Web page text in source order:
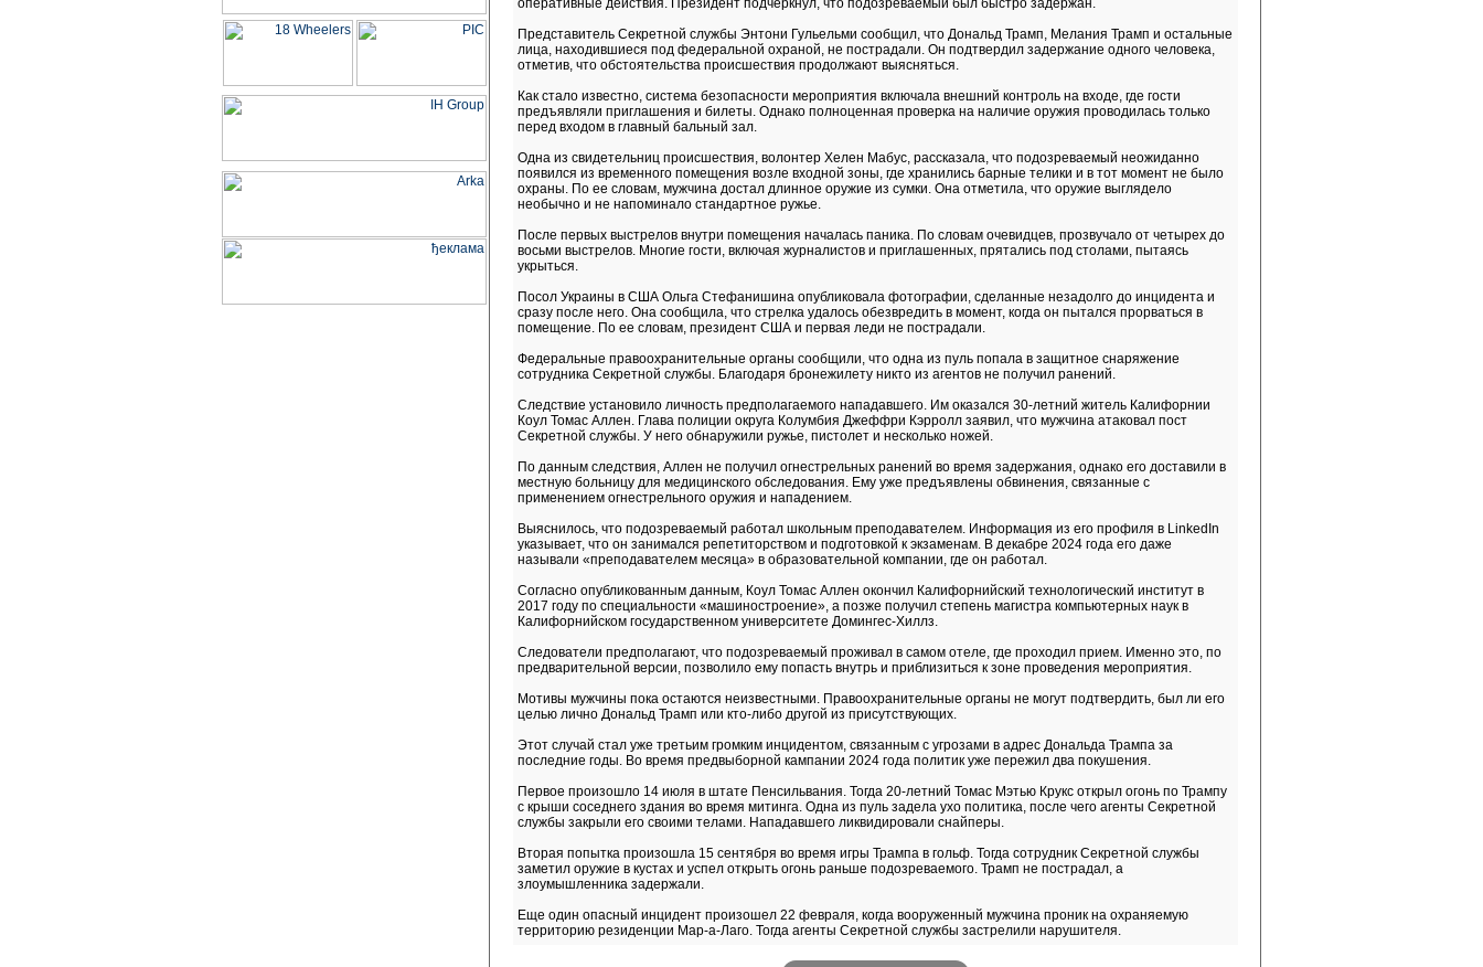
оперативные действия. Президент подчеркнул, что подозреваемый был быстро задержан.
Представитель Секретной службы Энтони Гульельми сообщил, что Дональд Трамп, Мелания Трамп и остальные
лица, находившиеся под федеральной охраной, не пострадали. Он подтвердил задержание одного человека,
отметив, что обстоятельства происшествия продолжают выясняться.
Как стало известно, система безопасности мероприятия включала внешний контроль на входе, где гости
предъявляли приглашения и билеты. Однако полноценная проверка на наличие оружия проводилась только
перед входом в главный бальный зал.
Одна из свидетельниц происшествия, волонтер Хелен Мабус, рассказала, что подозреваемый неожиданно
появился из временного помещения возле входной зоны, где хранились барные телики и в тот момент не было
охраны. По ее словам, мужчина достал длинное оружие из сумки. Она отметила, что оружие выглядело
необычно и не напоминало стандартное ружье.
После первых выстрелов внутри помещения началась паника. По словам очевидцев, прозвучало от четырех до
восьми выстрелов. Многие гости, включая журналистов и приглашенных, прятались под столами, пытаясь
укрыться.
Посол Украины в США Ольга Стефанишина опубликовала фотографии, сделанные незадолго до инцидента и
сразу после него. Она сообщила, что стрелка удалось обезвредить в момент, когда он пытался прорваться в
помещение. По ее словам, президент США и первая леди не пострадали.
Федеральные правоохранительные органы сообщили, что одна из пуль попала в защитное снаряжение
сотрудника Секретной службы. Благодаря бронежилету никто из агентов не получил ранений.
Следствие установило личность предполагаемого нападавшего. Им оказался 30-летний житель Калифорнии
Коул Томас Аллен. Глава полиции округа Колумбия Джеффри Кэрролл заявил, что мужчина атаковал пост
Секретной службы. У него обнаружили ружье, пистолет и несколько ножей.
По данным следствия, Аллен не получил огнестрельных ранений во время задержания, однако его доставили в
местную больницу для медицинского обследования. Ему уже предъявлены обвинения, связанные с
применением огнестрельного оружия и нападением.
Выяснилось, что подозреваемый работал школьным преподавателем. Информация из его профиля в LinkedIn
указывает, что он занимался репетиторством и подготовкой к экзаменам. В декабре 2024 года его даже
называли «преподавателем месяца» в образовательной компании, где он работал.
Согласно опубликованным данным, Коул Томас Аллен окончил Калифорнийский технологический институт в
2017 году по специальности «машиностроение», а позже получил степень магистра компьютерных наук в
Калифорнийском государственном университете Домингес-Хиллз.
Следователи предполагают, что подозреваемый проживал в самом отеле, где проходил прием. Именно это, по
предварительной версии, позволило ему попасть внутрь и приблизиться к зоне проведения мероприятия.
Мотивы мужчины пока остаются неизвестными. Правоохранительные органы не могут подтвердить, был ли его
целью лично Дональд Трамп или кто-либо другой из присутствующих.
Этот случай стал уже третьим громким инцидентом, связанным с угрозами в адрес Дональда Трампа за
последние годы. Во время предвыборной кампании 2024 года политик уже пережил два покушения.
Первое произошло 14 июля в штате Пенсильвания. Тогда 20-летний Томас Мэтью Крукс открыл огонь по Трампу
с крыши соседнего здания во время митинга. Одна из пуль задела ухо политика, после чего агенты Секретной
службы закрыли его своими телами. Нападавшего ликвидировали снайперы.
Вторая попытка произошла 15 сентября во время игры Трампа в гольф. Тогда сотрудник Секретной службы
заметил оружие в кустах и успел открыть огонь раньше подозреваемого. Трамп не пострадал, а
злоумышленника задержали.
Еще один опасный инцидент произошел 22 февраля, когда вооруженный мужчина проник на охраняемую
территорию резиденции Мар-а-Лаго. Тогда агенты Секретной службы застрелили нарушителя.